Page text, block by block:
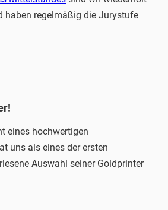
haben regelmäßig die Jurystufe
eines hochwertigen
uns als eines der ersten
Auswahl seiner Goldprinter